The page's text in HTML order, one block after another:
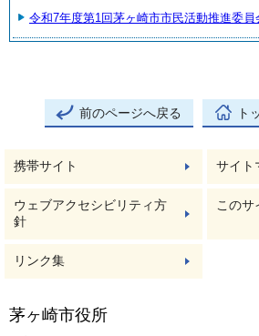
令和7年度第1回茅ヶ崎市市民活動推進委員
前のページへ戻る ト
携帯サイト サイト
ウェブアクセシビリティ方
針
このサ
リンク集
茅ヶ崎市役所